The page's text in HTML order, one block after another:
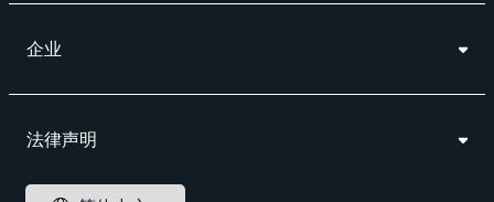
企业
法律声明